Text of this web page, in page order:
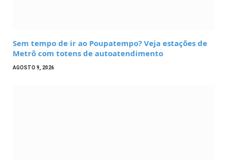
Sem tempo de ir ao Poupatempo? Veja estações de
Metrô com totens de autoatendimento
AGOSTO 9, 2026